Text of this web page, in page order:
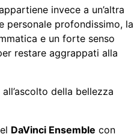
invece a un’altra
personale profondissimo, la
e un forte senso
restare aggrappati alla
della bellezza
DaVinci Ensemble con